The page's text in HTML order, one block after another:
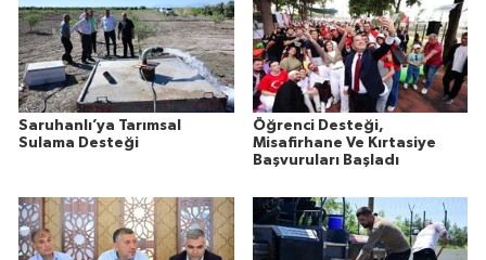
Saruhanlı’ya Tarımsal
Sulama Desteği
Öğrenci Desteği,
Misafirhane Ve Kırtasiye
Başvuruları Başladı